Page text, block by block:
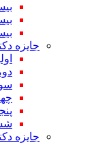
جایزه
جایزه